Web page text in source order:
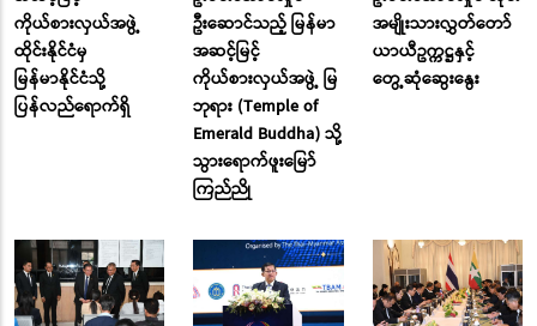
ကိုယ်စားလှယ်အဖွဲ့
ထိုင်းနိုင်ငံမှ
မြန်မာနိုင်ငံသို့
ပြန်လည်ရောက်ရှိ
ဦးဆောင်သည့် မြန်မာ
အဆင့်မြင့်
ကိုယ်စားလှယ်အဖွဲ့ မြ
ဘုရား (Temple of
Emerald Buddha) သို့
သွားရောက်ဖူးမြော်
ကြည်ညို
အမျိုးသားလွှတ်တော်
ယာယီဥက္ကဋ္ဌနှင့်
တွေ့ဆုံဆွေးနွေး